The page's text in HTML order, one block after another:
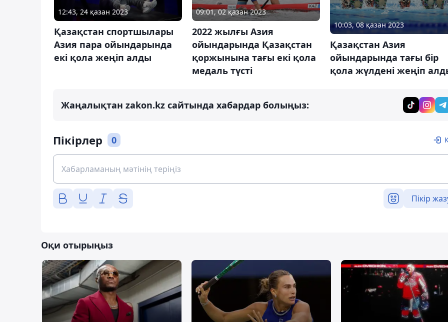
12:43, 24 қазан 2023
Қазақстан спортшылары
Азия пара ойындарында
екі қола жеңіп алды
09:01, 02 қазан 2023
2022 жылғы Азия
ойындарында Қазақстан
қоржынына тағы екі қола
медаль түсті
10:03, 08 қазан 2023
Қазақстан Азия
ойындарында тағы бір
қола жүлдені жеңіп
Жаңалықтан zakon.kz сайтында хабардар болыңыз:
Пікірлер 0
Пікір
Оқи отырыңыз